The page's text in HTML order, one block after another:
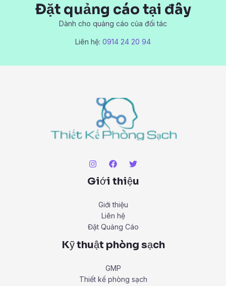
Đặt quảng cáo tại đây
Dành cho quảng cáo của đối tác
Liên hệ: 0914 24 20 94
Giới thiệu
Giới thiệu
Liên hệ
Đặt Quảng Cáo
Kỹ thuật phòng sạch
GMP
Thiết kế phòng sạch